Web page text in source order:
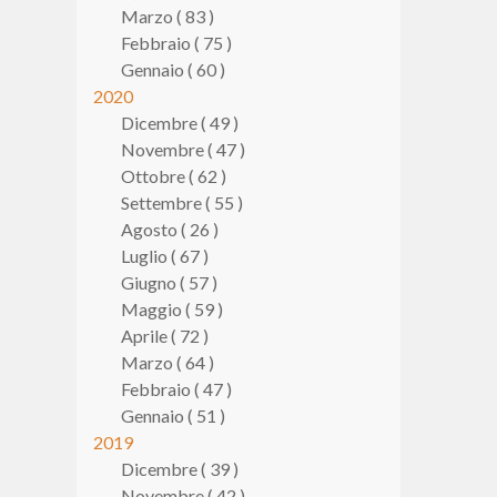
Marzo ( 83 )
Febbraio ( 75 )
Gennaio ( 60 )
2020
Dicembre ( 49 )
Novembre ( 47 )
Ottobre ( 62 )
Settembre ( 55 )
Agosto ( 26 )
Luglio ( 67 )
Giugno ( 57 )
Maggio ( 59 )
Aprile ( 72 )
Marzo ( 64 )
Febbraio ( 47 )
Gennaio ( 51 )
2019
Dicembre ( 39 )